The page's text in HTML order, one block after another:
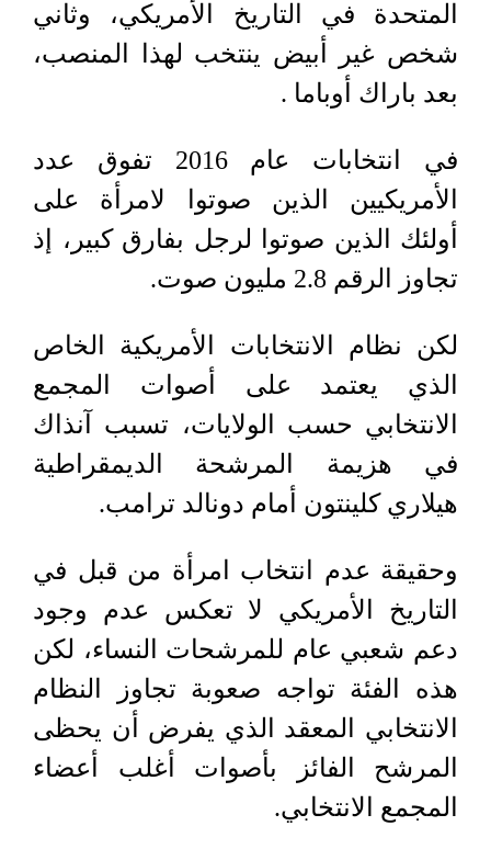
المتحدة في التاريخ الأمريكي، وثاني
شخص غير أبيض ينتخب لهذا المنصب،
بعد باراك أوباما .
في انتخابات عام 2016 تفوق عدد
الأمريكيين الذين صوتوا لامرأة على
أولئك الذين صوتوا لرجل بفارق كبير، إذ
تجاوز الرقم 2.8 مليون صوت.
لكن نظام الانتخابات الأمريكية الخاص
الذي يعتمد على أصوات المجمع
الانتخابي حسب الولايات، تسبب آنذاك
في هزيمة المرشحة الديمقراطية
هيلاري كلينتون أمام دونالد ترامب.
وحقيقة عدم انتخاب امرأة من قبل في
التاريخ الأمريكي لا تعكس عدم وجود
دعم شعبي عام للمرشحات النساء، لكن
هذه الفئة تواجه صعوبة تجاوز النظام
الانتخابي المعقد الذي يفرض أن يحظى
المرشح الفائز بأصوات أغلب أعضاء
المجمع الانتخابي.